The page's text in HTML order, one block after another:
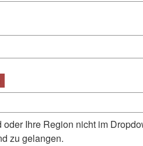
oder Ihre Region nicht im
zu gelangen.